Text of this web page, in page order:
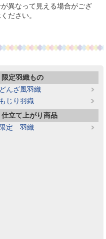
異なって見える場合がござ
ださい。
限定羽織もの
どんざ風羽織
もじり羽織
仕立て上がり商品
限定 羽織